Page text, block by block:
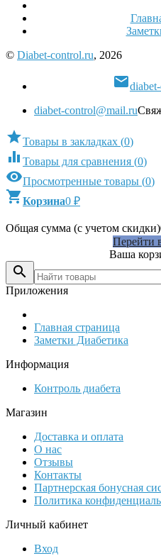
© Diabet-control.ru, 2026

diabet-control@mail.ru
Товары в закладках (0)
 Товары для сравнения (0)
Просмотренные товары (0)
Корзина0 ₽
Общая сумма (с учетом скидки)
Перейти
Ваша

Приложения
Главная страница
Заметки Диабетика
Информация
Контроль диабета
Магазин
Доставка и оплата
О нас
Отзывы
Контакты
Партнерская бонусная
Политика
Личный кабинет
Вход